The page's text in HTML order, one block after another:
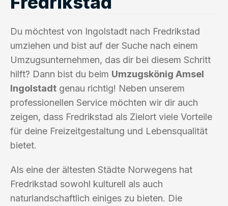
Du möchtest von Ingolstadt nach Fredrikstad
umziehen und bist auf der Suche nach einem
Umzugsunternehmen, das dir bei diesem Schritt
hilft? Dann bist du beim Umzugskönig Amsel
Ingolstadt genau richtig! Neben unserem
professionellen Service möchten wir dir auch
zeigen, dass Fredrikstad als Zielort viele Vorteile
für deine Freizeitgestaltung und Lebensqualität
bietet.
Als eine der ältesten Städte Norwegens hat
Fredrikstad sowohl kulturell als auch
naturlandschaftlich einiges zu bieten. Die